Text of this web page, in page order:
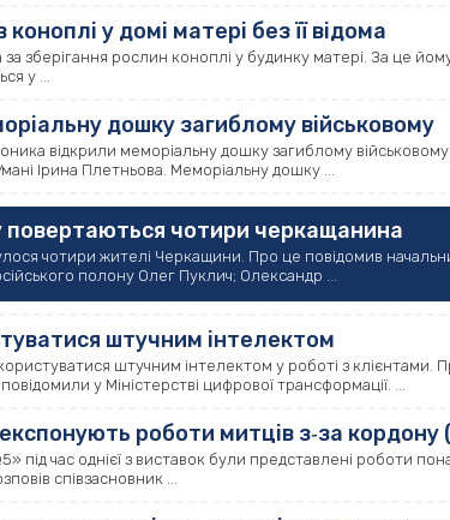
у домі матері без її відома
зберігання рослин коноплі у будинку матері. За це
у ...
дошку загиблому військовому
відкрили меморіальну дошку загиблому
Ірина Плетньова. Меморіальну дошку ...
повертаються чотири черкащанина
чотири жителі Черкащини. Про це повідомив
полону Олег Пуклич; Олександр ...
штучним інтелектом
штучним інтелектом у роботі з клієнтами.
у Міністерстві цифрової трансформації. ...
роботи митців з‐за кордону
під час однієї з виставок були представлені роботи
співзасновник ...